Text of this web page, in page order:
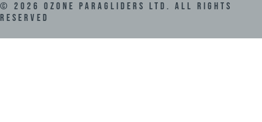
© 2026 Ozone Paragliders LTD. All Rights
Reserved